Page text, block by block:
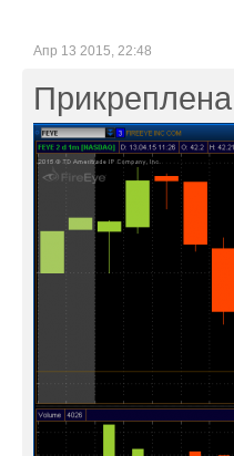
Апр 13 2015, 22:48